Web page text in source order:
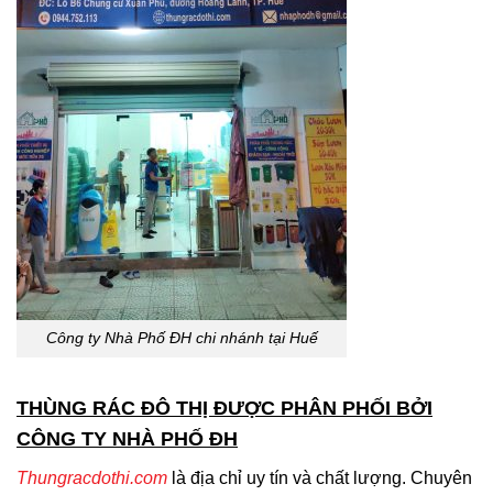
Công ty Nhà Phố ĐH chi nhánh tại Huế
THÙNG RÁC ĐÔ THỊ ĐƯỢC PHÂN PHỐI BỞI
CÔNG TY NHÀ PHỐ ĐH
Thungracdothi.com là địa chỉ uy tín và chất lượng. Chuyên